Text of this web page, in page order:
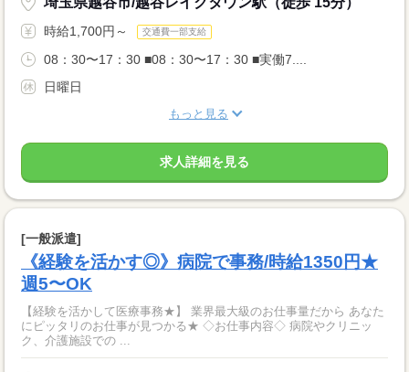
時給1,700円～ 交通費一部支給
08：30〜17：30 ■08：30〜17：30 ■実働7....
日曜日
もっと見る
求人詳細を見る
[一般派遣]
《経験を活かす◎》病院で事務/時給1350円★
週5〜OK
【経験を活かして医療事務★】 業界最大級のお仕事量だから あなた
にピッタリのお仕事が見つかる★ ◇お仕事内容◇ 病院やクリニッ
ク、介護施設での ...